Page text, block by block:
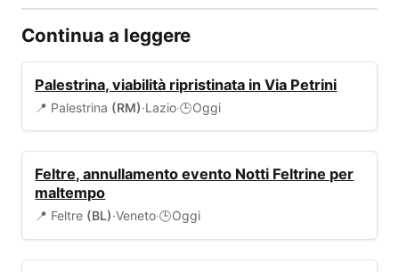
Continua a leggere
Palestrina, viabilità ripristinata in Via Petrini
📍 Palestrina (RM)·Lazio·🕒Oggi
Feltre, annullamento evento Notti Feltrine per
maltempo
📍 Feltre (BL)·Veneto·🕒Oggi